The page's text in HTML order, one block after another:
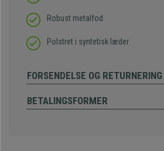
Robust metalfod
Polstret i syntetisk læder
FORSENDELSE OG RETURNERING
BETALINGSFORMER